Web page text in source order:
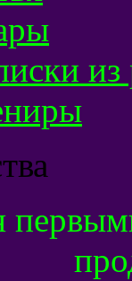
из